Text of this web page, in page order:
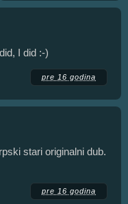
I did :-)
pre 16 godina
stari originalni dub.
pre 16 godina